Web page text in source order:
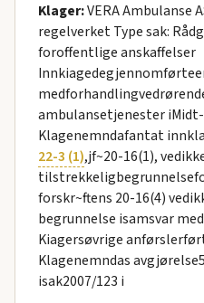
Klager:VERA Ambulanse
regelverket Type sak:
foroffentlige anskaffelser
ambulansetjenester
Klagenemndafantat
22-3 (1),jf~20-16(1),
forskr~ftens 20-16(4)
begrunnelse isamsvar
Kiagersøvrige
Klagenemndas
isak2007/123 i